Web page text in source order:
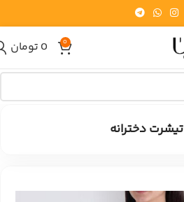
0
0 تومان
تیشرت دخترانه